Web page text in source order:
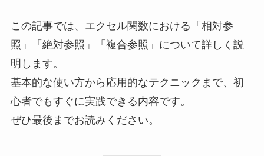
この記事では、エクセル関数における「相対参
照」「絶対参照」「複合参照」について詳しく説
明します。
基本的な使い方から応用的なテクニックまで、初
心者でもすぐに実践できる内容です。
ぜひ最後までお読みください。